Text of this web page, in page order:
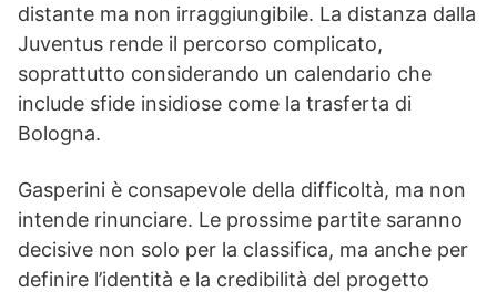
distante ma non irraggiungibile. La distanza dalla
Juventus rende il percorso complicato,
soprattutto considerando un calendario che
include sfide insidiose come la trasferta di
Bologna.
Gasperini è consapevole della difficoltà, ma non
intende rinunciare. Le prossime partite saranno
decisive non solo per la classifica, ma anche per
definire l’identità e la credibilità del progetto